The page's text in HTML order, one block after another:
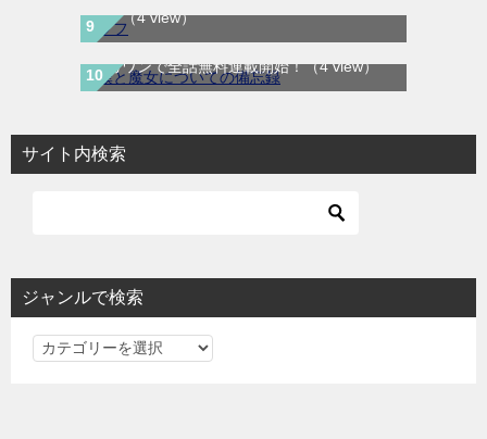
介】（4 view）
僕と魔女についての備忘録｜全5巻完結！マ
ンガワンで全話無料連載開始！（4 view）
サイト内検索
ジャンルで検索
ジ